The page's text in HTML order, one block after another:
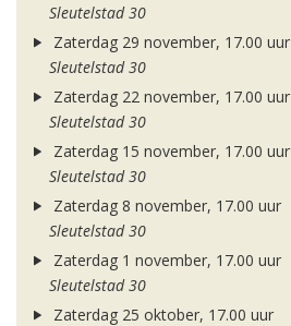
Sleutelstad 30
Zaterdag 29 november, 17.00 uur
Sleutelstad 30
Zaterdag 22 november, 17.00 uur
Sleutelstad 30
Zaterdag 15 november, 17.00 uur
Sleutelstad 30
Zaterdag 8 november, 17.00 uur
Sleutelstad 30
Zaterdag 1 november, 17.00 uur
Sleutelstad 30
Zaterdag 25 oktober, 17.00 uur